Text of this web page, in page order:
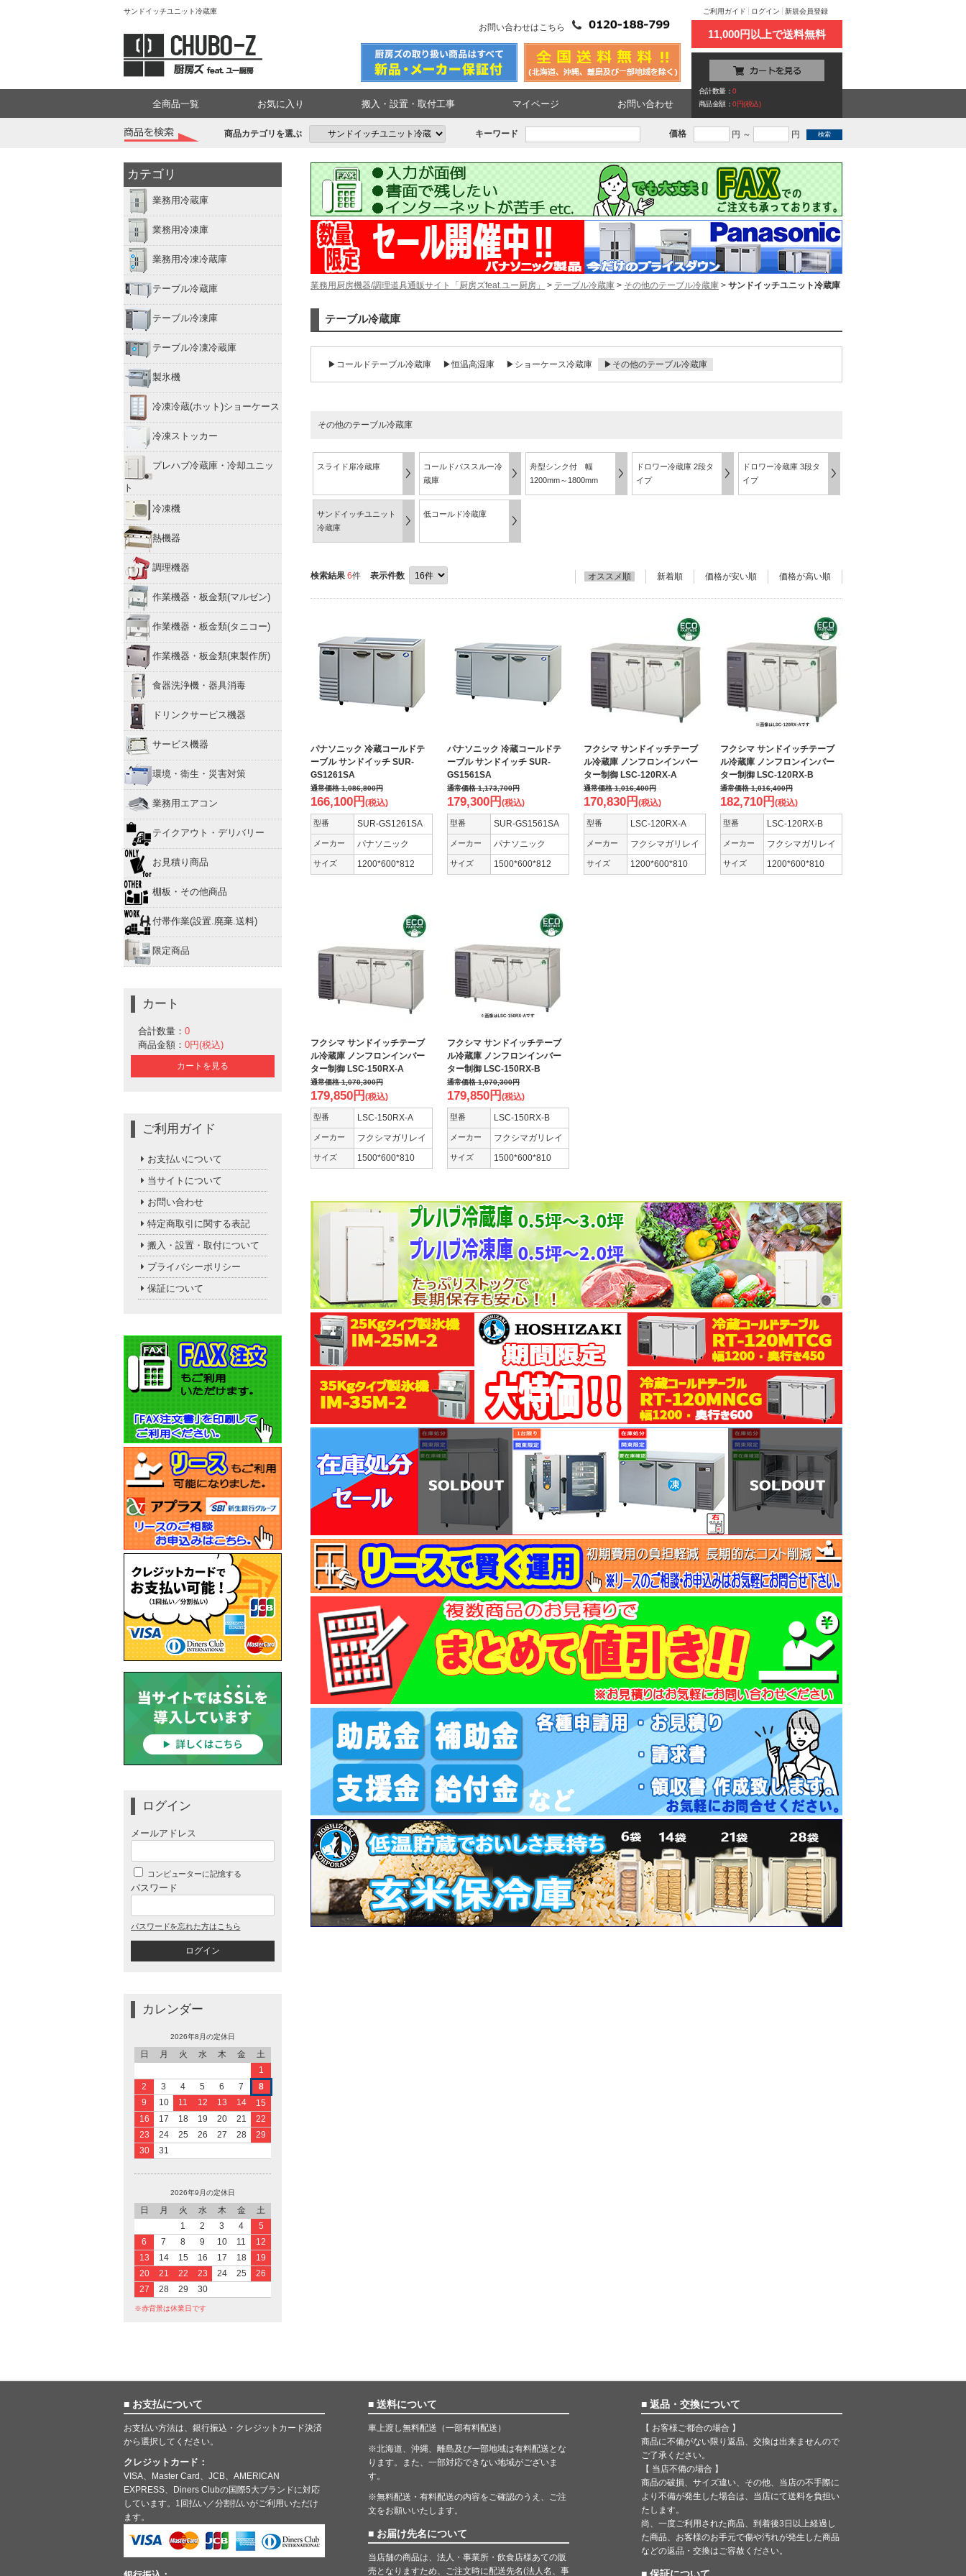
サンドイッチユニット冷蔵庫
お問い合わせはこちら
ご利用ガイド ログイン 新規会員登録
11,000円以上で送料無料
合計数量：0
商品金額：0円(税込)
全商品一覧 お気に入り 搬入・設置・取付工事 マイページ お問い合わせ
商品カテゴリを選ぶ キーワード 価格 円 ～ 円
カテゴリ
業務用冷蔵庫
業務用冷凍庫
業務用冷凍冷蔵庫
テーブル冷蔵庫
テーブル冷凍庫
テーブル冷凍冷蔵庫
製氷機
冷凍冷蔵(ホット)ショーケース
冷凍ストッカー
プレハブ冷蔵庫・冷却ユニッ
ト
冷凍機
熱機器
調理機器
作業機器・板金類(マルゼン)
作業機器・板金類(タニコー)
作業機器・板金類(東製作所)
食器洗浄機・器具消毒
ドリンクサービス機器
サービス機器
環境・衛生・災害対策
業務用エアコン
テイクアウト・デリバリー
お見積り商品
棚板・その他商品
付帯作業(設置.廃棄.送料)
限定商品
カート
合計数量： 0
商品金額： 0円(税込)
カートを見る
ご利用ガイド
お支払いについて
当サイトについて
お問い合わせ
特定商取引に関する表記
搬入・設置・取付について
プライバシーポリシー
保証について
ログイン
メールアドレス
コンピューターに記憶する
パスワード
パスワードを忘れた方はこちら
カレンダー
2026年8月の定休日
日 月 火 水 木 金
土
1
2
3 4 5 6 7
8
9
10 11 12 13 14
15
16
17 18 19 20 21
22
23
24 25 26 27 28
29
30
31
2026年9月の定休日
日 月 火 水 木 金
土
1
2 3 4
5
6
7 8 9 10 11
12
13
14 15 16 17 18
19
20
21 22 23 24 25
26
27
28 29 30
※赤背景は休業日です
業務用厨房機器/調理道具通販サイト「厨房ズfeat.ユー厨房」 > テーブル冷蔵庫 > その他のテーブル冷蔵庫 > サンドイッチユニット冷蔵庫
テーブル冷蔵庫
▶コールドテーブル冷蔵庫 ▶恒温高湿庫 ▶ショーケース冷蔵庫 ▶その他のテーブル冷蔵庫
その他のテーブル冷蔵庫
スライド扉冷蔵庫
コールドパススルー冷
蔵庫
舟型シンク付 幅
1200mm～1800mm
ドロワー冷蔵庫 2段タ
イプ
ドロワー冷蔵庫 3段タ
イプ
サンドイッチユニット
冷蔵庫
低コールド冷蔵庫
検索結果 6件 表示件数 オススメ順 新着順 価格が安い順 価格が高い順
パナソニック 冷蔵コールドテ
ーブル サンドイッチ SUR-
GS1261SA
通常価格1,086,800円
166,100円 (税込)
型番 SUR-GS1261SA
メーカー パナソニック
サイズ 1200*600*812
パナソニック 冷蔵コールドテ
ーブル サンドイッチ SUR-
GS1561SA
通常価格1,173,700円
179,300円 (税込)
型番 SUR-GS1561SA
メーカー パナソニック
サイズ 1500*600*812
フクシマ サンドイッチテーブ
ル冷蔵庫 ノンフロンインバー
ター制御 LSC-120RX-A
通常価格1,016,400円
170,830円 (税込)
型番 LSC-120RX-A
メーカー フクシマガリレイ
サイズ 1200*600*810
フクシマ サンドイッチテーブ
ル冷蔵庫 ノンフロンインバー
ター制御 LSC-120RX-B
通常価格1,016,400円
182,710円 (税込)
型番 LSC-120RX-B
メーカー フクシマガリレイ
サイズ 1200*600*810
フクシマ サンドイッチテーブ
ル冷蔵庫 ノンフロンインバー
ター制御 LSC-150RX-A
通常価格1,070,300円
179,850円 (税込)
型番 LSC-150RX-A
メーカー フクシマガリレイ
サイズ 1500*600*810
フクシマ サンドイッチテーブ
ル冷蔵庫 ノンフロンインバー
ター制御 LSC-150RX-B
通常価格1,070,300円
179,850円 (税込)
型番 LSC-150RX-B
メーカー フクシマガリレイ
サイズ 1500*600*810
■ お支払について
お支払い方法は、銀行振込・クレジットカード決済
から選択してください。
クレジットカード：
VISA、Master Card、JCB、AMERICAN
EXPRESS、Diners Clubの国際5大ブランドに対応
しています。1回払い／分割払いがご利用いただけ
ます。
■ 送料について
車上渡し無料配送（一部有料配送）
※北海道、沖縄、離島及び一部地域は有料配送とな
ります。また、一部対応できない地域がございま
す。
※無料配送・有料配送の内容をご確認のうえ、ご注
文をお願いいたします。
■ お届け先名について
当店舗の商品は、法人・事業所・飲食店様あての販
売となりますため、ご注文時に配送先名(法人名、事
■ 返品・交換について
【 お客様ご都合の場合 】
商品に不備がない限り返品、交換は出来ませんので
ご了承ください。
【 当店不備の場合 】
商品の破損、サイズ違い、その他、当店の不手際に
より不備が発生した場合は、当店にて送料を負担い
たします。
尚、一度ご利用された商品、到着後3日以上経過し
た商品、お客様のお手元で傷や汚れが発生した商品
などの返品・交換はご容赦ください。